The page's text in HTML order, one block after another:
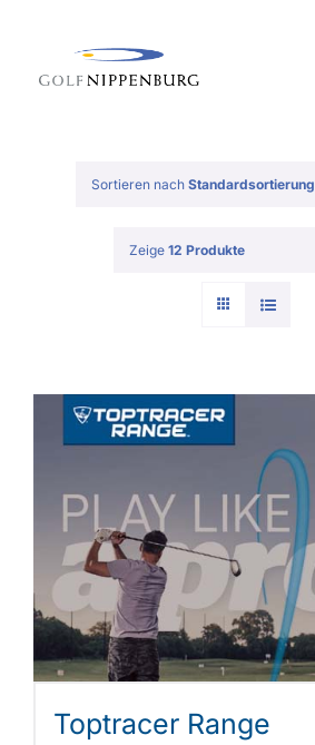
Restaurant & Events
News
Shop
Sortieren nach Standardsortierung
Zeige 12 Produkte
Toptracer Range